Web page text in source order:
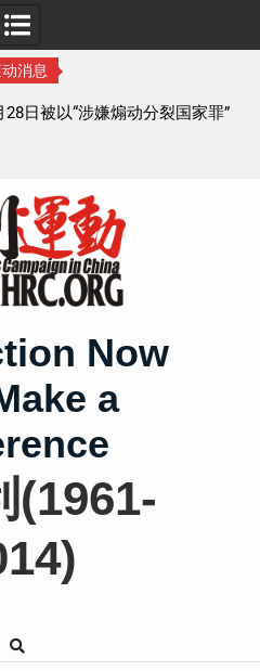
消息
日被以“涉嫌煽动分裂国家罪”
在拉萨市看守所
Now
a
(1961-